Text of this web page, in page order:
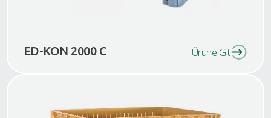
ED-KON 2000 C Ürüne Git